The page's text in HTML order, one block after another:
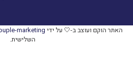
האתר הוקם ועוצב ב-🤍 על ידי marketing
השלישית.